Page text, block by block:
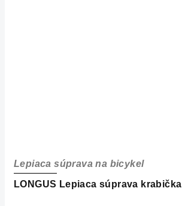
LONGUS Lepiaca súprava krabička
Lepiaca súprava na bicykel